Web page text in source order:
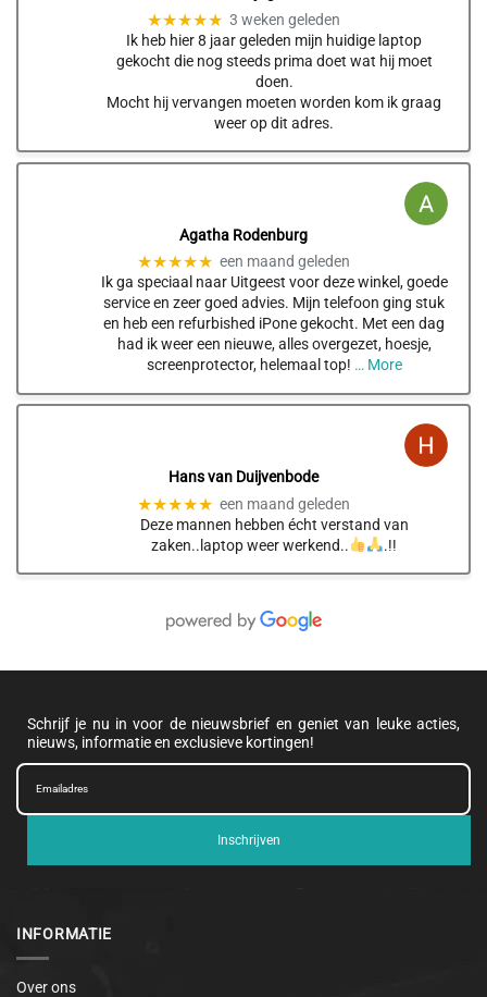
★★★★★ 3 weken geleden
Ik heb hier 8 jaar geleden mijn huidige laptop
gekocht die nog steeds prima doet wat hij moet
doen.
Mocht hij vervangen moeten worden kom ik graag
weer op dit adres.
Agatha Rodenburg
★★★★★ een maand geleden
Ik ga speciaal naar Uitgeest voor deze winkel, goede
service en zeer goed advies. Mijn telefoon ging stuk
en heb een refurbished iPone gekocht. Met een dag
had ik weer een nieuwe, alles overgezet, hoesje,
screenprotector, helemaal top! … More
Hans van Duijvenbode
★★★★★ een maand geleden
Deze mannen hebben écht verstand van
zaken..laptop weer werkend..
.!!
Schrijf je nu in voor de nieuwsbrief en geniet van leuke acties,
nieuws, informatie en exclusieve kortingen!
Inschrijven
INFORMATIE
Over ons